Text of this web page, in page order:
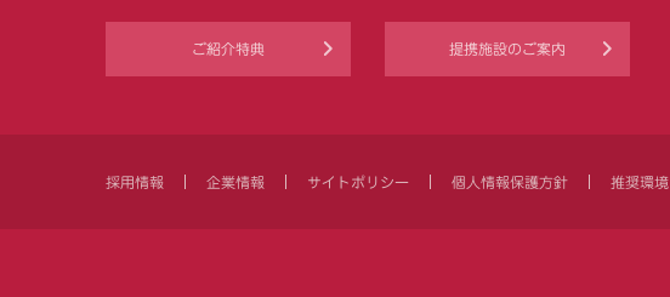
ご紹介特典 提携施設のご案内
採用情報 企業情報 サイトポリシー 個人情報保護方針 推奨環境